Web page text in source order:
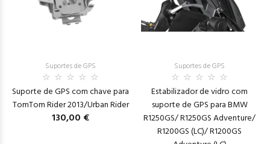
Suportes de GPS
Suporte de GPS com chave para
TomTom Rider 2013/Urban Rider
130,00 €
Suportes de GPS
Estabilizador de vidro com
suporte de GPS para BMW
R1250GS/ R1250GS Adventure/
R1200GS (LC)/ R1200GS